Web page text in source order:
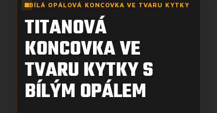
BÍLÁ OPÁLOVÁ KONCOVKA VE TVARU KYTKY
TITANOVÁ
KONCOVKA VE
TVARU KYTKY S
BÍLÝM OPÁLEM